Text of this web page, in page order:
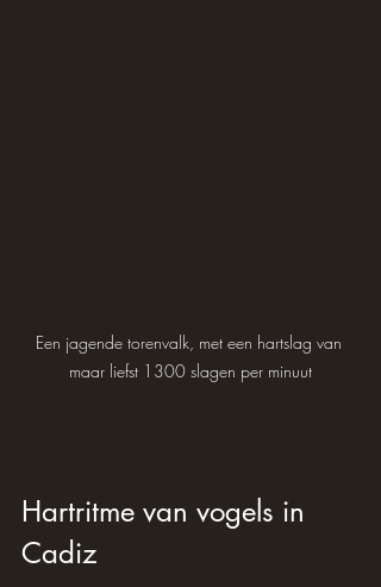
Een jagende torenvalk, met een hartslag van
maar liefst 1300 slagen per minuut
Hartritme van vogels in
Cadiz